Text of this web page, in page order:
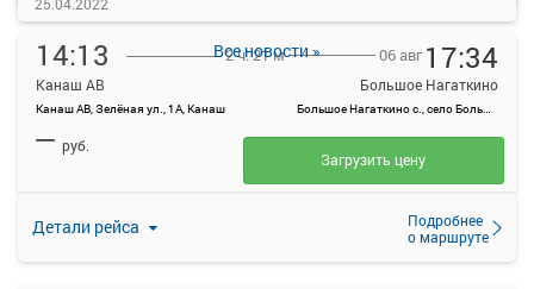
14:13
Канаш АВ
Канаш АВ, Зелёная ул., 1А, Канаш
2 ч. 21 м 06 авг 17:34
Большое Нагаткино
Большое Нагаткино с., село Большое Нагаткино, Россия
Детали рейса
Подробнее
о маршруте
— руб.
Загрузить цену
Все новости »